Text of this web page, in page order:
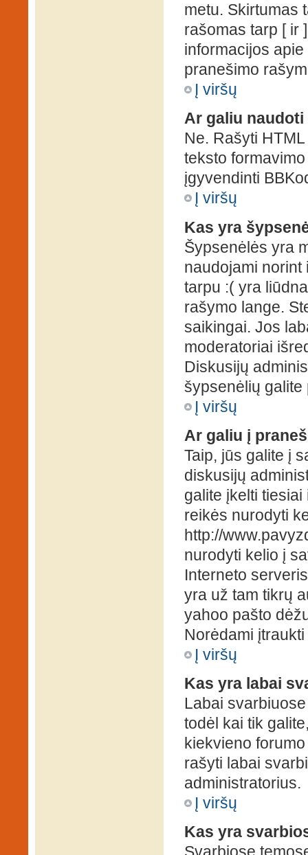
metu. Skirtumas
rašomas tarp [ ir
informacijos
pranešimo
Į viršų
Ar galiu naudoti
Ne. Rašyti
teksto
įgyvendinti
Į viršų
Kas yra
Šypsenėlės yra
naudojami norint
tarpu :( yra
rašymo lange.
saikingai. Jos
moderatoriai
Diskusijų
šypsenėlių galite
Į viršų
Ar galiu į
Taip, jūs galite į
diskusijų
galite įkelti
reikės nurodyti
http://
nurodyti kelio į
Interneto
yra už tam tikrų
yahoo pašto
Norėdami
Į viršų
Kas yra labai
Labai
todėl kai tik
kiekvieno
rašyti labai
administratorius.
Į viršų
Kas yra